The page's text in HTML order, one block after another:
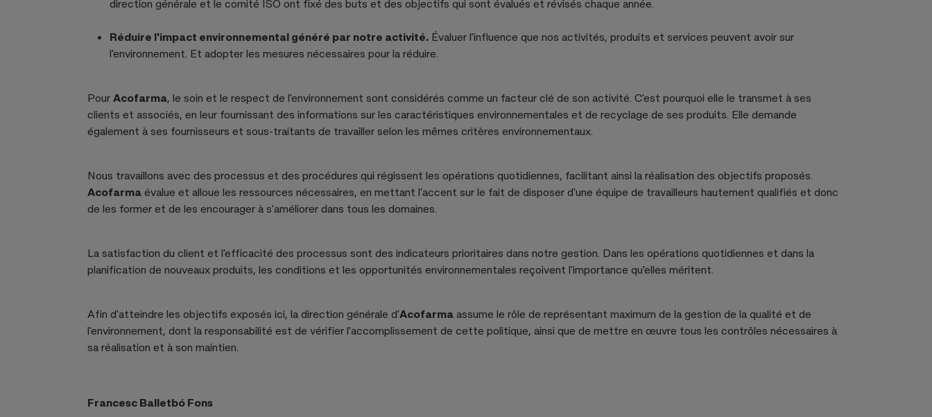
direction générale et le comité ISO ont fixé des buts et des objectifs qui sont évalués et révisés chaque année.
Réduire l'impact environnemental généré par notre activité. Évaluer l'influence que nos activités, produits et services peuvent avoir sur
l'environnement. Et adopter les mesures nécessaires pour la réduire.
Pour Acofarma, le soin et le respect de l'environnement sont considérés comme un facteur clé de son activité. C'est pourquoi elle le transmet à ses
clients et associés, en leur fournissant des informations sur les caractéristiques environnementales et de recyclage de ses produits. Elle demande
également à ses fournisseurs et sous-traitants de travailler selon les mêmes critères environnementaux.
Nous travaillons avec des processus et des procédures qui régissent les opérations quotidiennes, facilitant ainsi la réalisation des objectifs proposés.
Acofarma évalue et alloue les ressources nécessaires, en mettant l'accent sur le fait de disposer d'une équipe de travailleurs hautement qualifiés et donc
de les former et de les encourager à s'améliorer dans tous les domaines.
La satisfaction du client et l'efficacité des processus sont des indicateurs prioritaires dans notre gestion. Dans les opérations quotidiennes et dans la
planification de nouveaux produits, les conditions et les opportunités environnementales reçoivent l'importance qu'elles méritent.
Afin d'atteindre les objectifs exposés ici, la direction générale d'Acofarma assume le rôle de représentant maximum de la gestion de la qualité et de
l'environnement, dont la responsabilité est de vérifier l'accomplissement de cette politique, ainsi que de mettre en œuvre tous les contrôles nécessaires à
sa réalisation et à son maintien.
Francesc Balletbó Fons